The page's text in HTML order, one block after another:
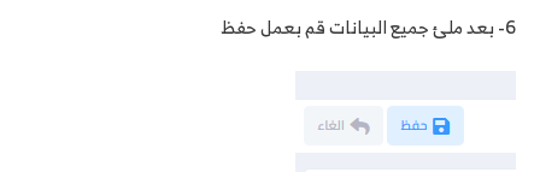
6- بعد ملئ جميع البيانات قم بعمل حفظ